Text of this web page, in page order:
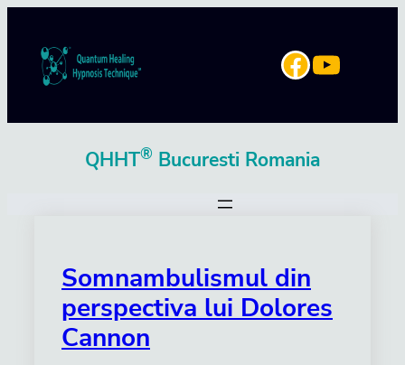
conținut
Facebook YouTube
QHHT® Bucuresti Romania
Somnambulismul din
perspectiva lui Dolores
Cannon